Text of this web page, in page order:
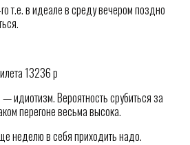
т.е. в идеале в среду вечером поздно
13236 р
идиотизм. Вероятность срубиться за
перегоне весьма высока.
неделю в себя приходить надо.